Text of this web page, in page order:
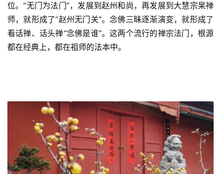
位。“无门为法门”，发展到赵州和尚，再发展到大慧宗杲禅
师，就形成了“赵州无门关”。念佛三昧逐渐演变，就形成了
看话禅、话头禅“念佛是谁”。这两个流行的禅宗法门，根源
都在经典上，都在祖师的法本中。